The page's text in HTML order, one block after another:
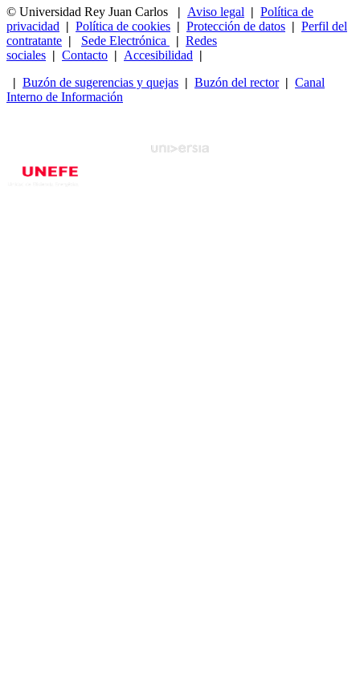
© Universidad Rey Juan Carlos
| Aviso legal | Política de
privacidad | Política de cookies | Protección de datos | Perfil del
contratante | Sede Electrónica | Redes
sociales | Contacto | Accesibilidad |
| Buzón de sugerencias y quejas | Buzón del rector| Canal
Interno de Información